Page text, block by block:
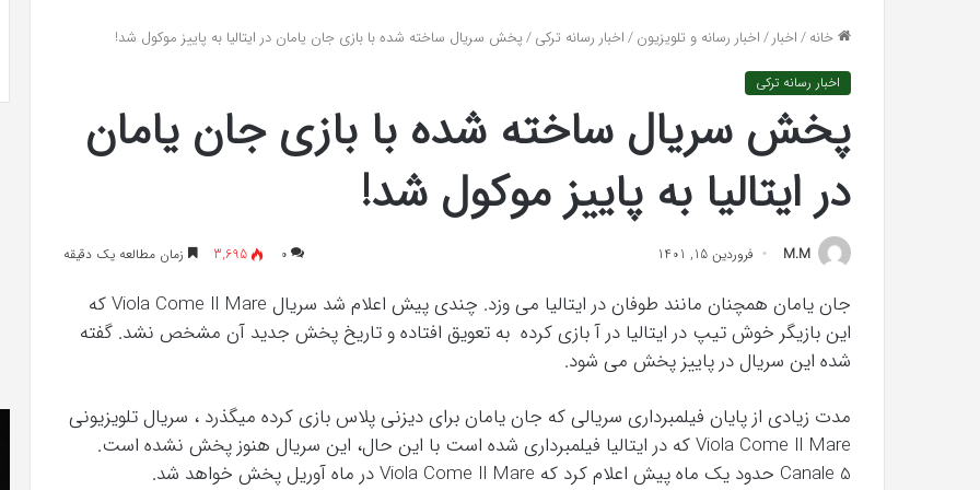
خانه/اخبار/اخبار رسانه و تلویزیون/اخبار رسانه ترکی/پخش سریال ساخته شده با بازی جان یامان در ایتالیا به پاییز موکول شد!
اخبار رسانه ترکی
پخش سریال ساخته شده با بازی جان یامان
در ایتالیا به پاییز موکول شد!
M.M فروردین 15, 1401 ۰ 3,695 زمان مطالعه یک دقیقه
جان یامان همچنان مانند طوفان در ایتالیا می وزد. چندی پیش اعلام شد سریال Viola Come Il Mare که
این بازیگر خوش تیپ در ایتالیا در آ بازی کرده به تعویق افتاده و تاریخ پخش جدید آن مشخص نشد. گفته
شده این سریال در پاییز پخش می شود.
مدت زیادی از پایان فیلمبرداری سریالی که جان یامان برای دیزنی پلاس بازی کرده میگذرد ، سریال تلویزیونی
Viola Come Il Mare که در ایتالیا فیلمبرداری شده است با این حال، این سریال هنوز پخش نشده است.
Canale 5 حدود یک ماه پیش اعلام کرد که Viola Come Il Mare در ماه آوریل پخش خواهد شد.
را
می‌دهم»
«پاسخ افتراها را در دادگاه می‌دهم»
می‌شود؟
همه
چیز
در
کریستن
بل
می